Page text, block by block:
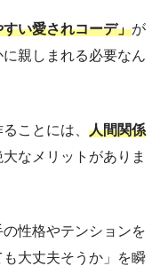
い愛されコーデ」が
親しまれる必要なん
ことには、 人間関係
大なメリットがありま
性格やテンションを
大丈夫そうか」を瞬